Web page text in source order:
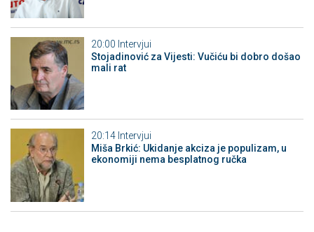
20:00 Intervjui
Stojadinović za Vijesti: Vučiću bi dobro došao
mali rat
20:14 Intervjui
Miša Brkić: Ukidanje akciza je populizam, u
ekonomiji nema besplatnog ručka